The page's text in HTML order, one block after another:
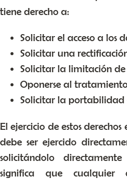
tiene derecho a:
Solicitar el acceso a los
Solicitar una
Solicitar la limitación
Oponerse al
Solicitar la portabilidad
El ejercicio de estos
debe ser ejercido
solicitándolo
significa que cualquier